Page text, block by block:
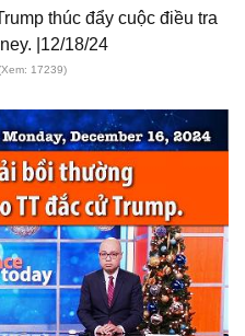
thúc đẩy cuộc điều tra
|12/18/24
17239)